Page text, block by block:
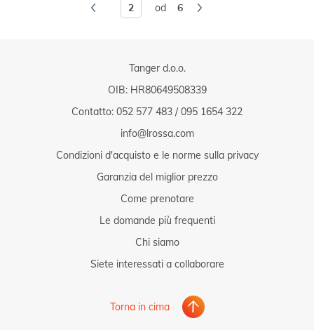
od 6
Tanger d.o.o.
OIB: HR80649508339
Contatto: 052 577 483 /095 1654 322
info@lrossa.com
Condizioni d'acquisto e le norme sulla privacy
Garanzia del miglior prezzo
Come prenotare
Le domande più frequenti
Chi siamo
Siete interessati a collaborare
Torna in cima